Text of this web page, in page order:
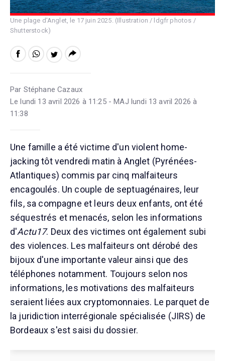
Une plage d'Anglet, le 17 juin 2025. (Illustration / ldgfr photos /
Shutterstock)
Par Stéphane Cazaux
Le lundi 13 avril 2026 à 11:25 - MAJ lundi 13 avril 2026 à
11:38
Une famille a été victime d'un violent home-
jacking tôt vendredi matin à Anglet (Pyrénées-
Atlantiques) commis par cinq malfaiteurs
encagoulés. Un couple de septuagénaires, leur
fils, sa compagne et leurs deux enfants, ont été
séquestrés et menacés, selon les informations
d'Actu17. Deux des victimes ont également subi
des violences. Les malfaiteurs ont dérobé des
bijoux d'une importante valeur ainsi que des
téléphones notamment. Toujours selon nos
informations, les motivations des malfaiteurs
seraient liées aux cryptomonnaies. Le parquet de
la juridiction interrégionale spécialisée (JIRS) de
Bordeaux s'est saisi du dossier.